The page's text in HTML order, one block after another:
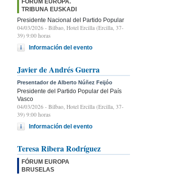
FÓRUM EUROPA.
TRIBUNA EUSKADI
Presidente Nacional del Partido Popular
04/03/2026 - Bilbao, Hotel Ercilla (Ercilla, 37-
39) 9:00 horas
Información del evento
Javier de Andrés Guerra
Presentador de Alberto Núñez Feijóo
Presidente del Partido Popular del País
Vasco
04/03/2026 - Bilbao, Hotel Ercilla (Ercilla, 37-
39) 9:00 horas
Información del evento
Teresa Ribera Rodríguez
FÓRUM EUROPA
BRUSELAS